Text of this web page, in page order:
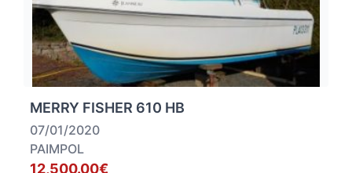
MERRY FISHER 610 HB
07/01/2020
PAIMPOL
12,500.00€